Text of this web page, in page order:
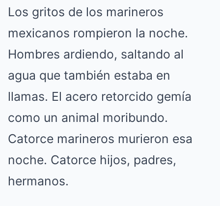
Los gritos de los marineros
mexicanos rompieron la noche.
Hombres ardiendo, saltando al
agua que también estaba en
llamas. El acero retorcido gemía
como un animal moribundo.
Catorce marineros murieron esa
noche. Catorce hijos, padres,
hermanos.